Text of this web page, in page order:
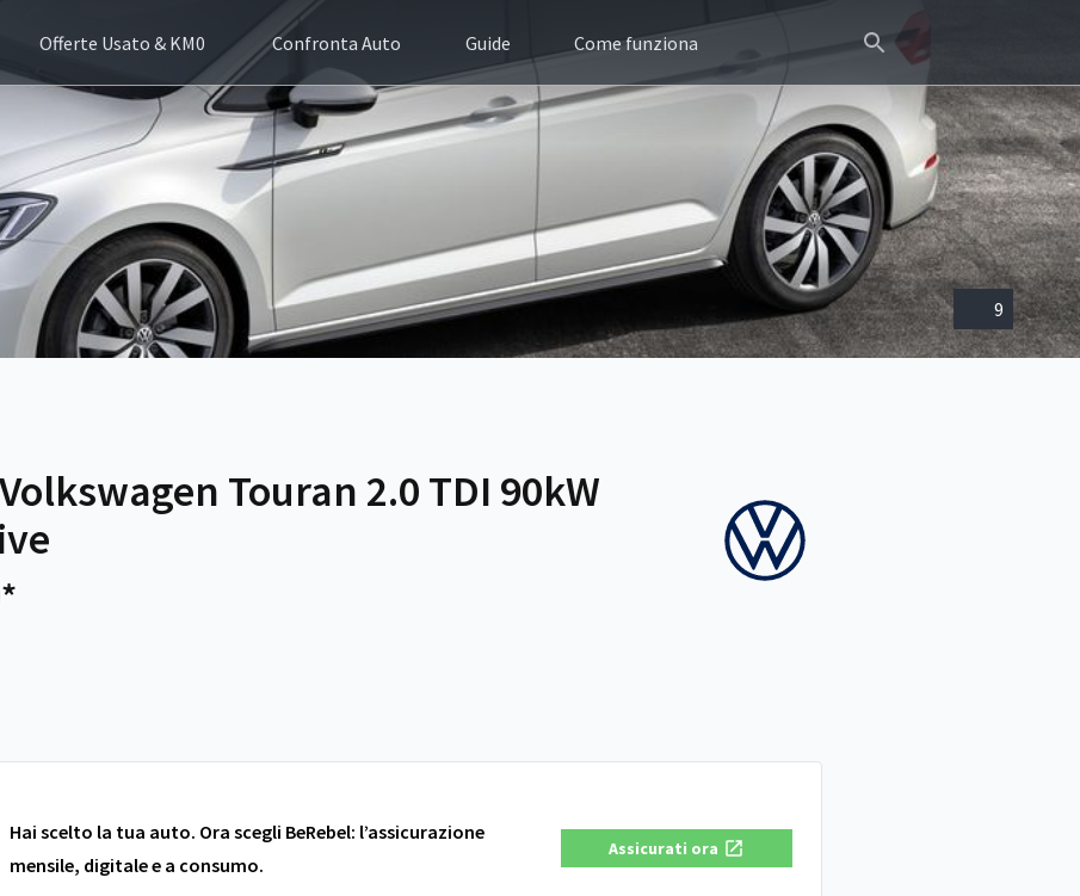
Offerte Usato & KM0 Confronta Auto Guide Come funziona
9
Touran 2.0 TDI 90kW
Hai scelto la tua auto. Ora scegli BeRebel: l’assicurazione
mensile, digitale e a consumo.
Assicurati ora